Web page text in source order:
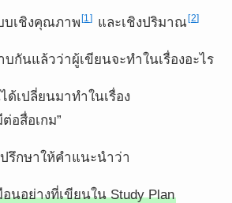
บเชิงคุณภาพ 1 และเชิงปริมาณ 2
กันแล้วว่าผู้เขียนจะทำในเรื่องอะไร
ด้เปลี่ยนมาทำในเรื่อง
อสื่อเกม”
รึกษาให้คำแนะนำว่า
นอย่างที่เขียนใน Study Plan